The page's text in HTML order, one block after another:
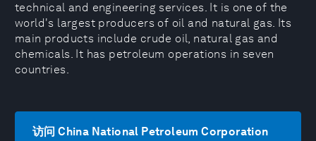
technical and engineering services. It is one of the
world's largest producers of oil and natural gas. Its
main products include crude oil, natural gas and
chemicals. It has petroleum operations in seven
countries.
访问 China National Petroleum Corporation